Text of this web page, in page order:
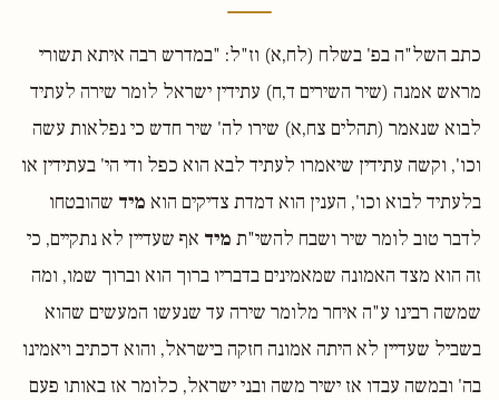
כתב השל"ה בפ' בשלח (לח,א) וז"ל: "במדרש רבה איתא תשורי
מראש אמנה (שיר השירים ד,ח) עתידין ישראל לומר שירה לעתיד
לבוא שנאמר (תהלים צח,א) שירו לה' שיר חדש כי נפלאות עשה
וכו', וקשה עתידין שיאמרו לעתיד לבא הוא כפל ודי הי' בעתידין או
בלעתיד לבוא וכו', הענין הוא דמדת צדיקים הוא מיד שהובטחו
לדבר טוב לומר שיר ושבח להשי"ת מיד אף שעדיין לא נתקיים, כי
זה הוא מצד האמונה שמאמינים בדבריו ברוך הוא וברוך שמו, ומה
שמשה רבינו ע"ה איחר מלומר שירה עד שנעשו המעשים שהוא
בשביל שעדיין לא היתה אמונה חזקה בישראל, והוא דכתיב ויאמינו
בה' ובמשה עבדו אז ישיר משה ובני ישראל, כלומר אז באותו פעם